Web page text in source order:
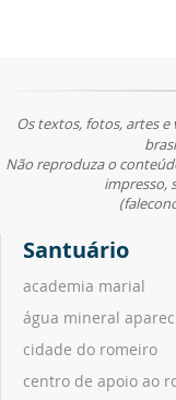
Os textos, fotos, artes e
Não reproduza o
impresso,
Santuário
academia marial
água mineral
cidade do romeiro
centro de apoio ao